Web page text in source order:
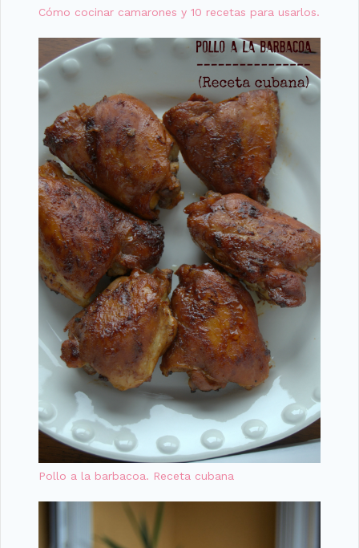
Cómo cocinar camarones y 10 recetas para usarlos.
Pollo a la barbacoa. Receta cubana